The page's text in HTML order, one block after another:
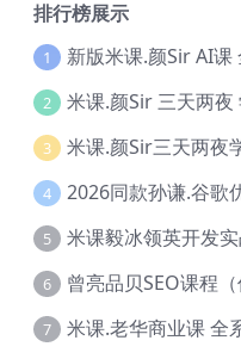
排行榜展示
1
2
3
4
5
6
7